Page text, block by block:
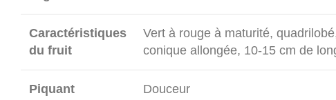
Caractéristiques
du fruit
Vert à rouge à maturité,
conique allongée, 10-15 cm de
Piquant Douceur